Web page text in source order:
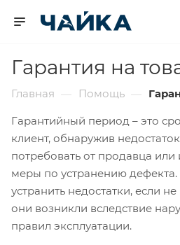
Гарантия на
Главная — Помощь —
Гарантийный период – это
клиент, обнаружив
потребовать от продавца или
меры по устранению
устранить недостатки, если
они возникли вследствие
правил эксплуатации.